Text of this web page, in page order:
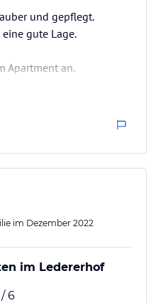
und gepflegt.
gute Lage.
Apartment an.
im Dezember 2022
im Ledererhof
/ 6